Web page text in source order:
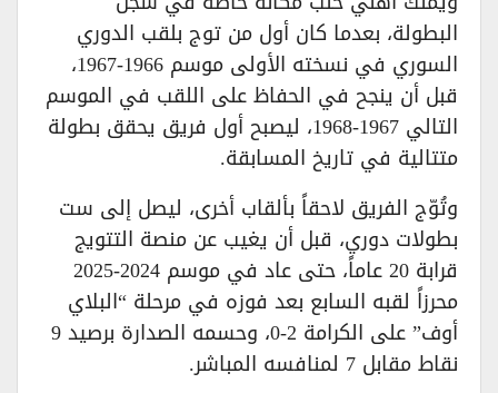
البطولة، بعدما كان أول من توج بلقب الدوري
السوري في نسخته الأولى موسم 1966-1967،
قبل أن ينجح في الحفاظ على اللقب في الموسم
التالي 1967-1968، ليصبح أول فريق يحقق بطولة
متتالية في تاريخ المسابقة.
وتُوّج الفريق لاحقاً بألقاب أخرى، ليصل إلى ست
بطولات دوري، قبل أن يغيب عن منصة التتويج
قرابة 20 عاماً، حتى عاد في موسم 2024-2025
محرزاً لقبه السابع بعد فوزه في مرحلة “البلاي
أوف” على الكرامة 2-0، وحسمه الصدارة برصيد 9
نقاط مقابل 7 لمنافسه المباشر.